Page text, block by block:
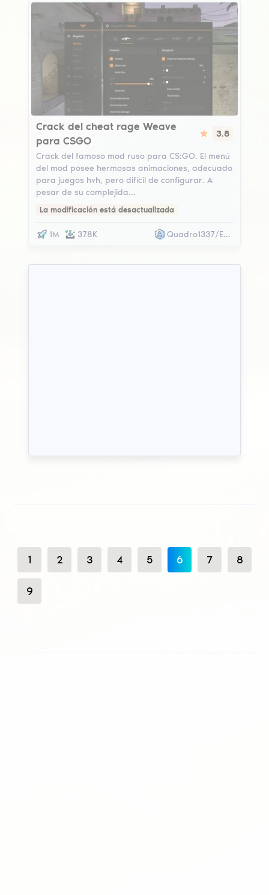
Weave
Crack del cheat rage Weave
para CSGO
3.8
Crack del famoso mod ruso para CS:GO. El menú
del mod posee hermosas animaciones, adecuado
para juegos hvh, pero difícil de configurar. A
pesar de su complejida…
La modificación está desactualizada
1M 378K Quadro1337/EKZI
1 2 3 4 5 6 7 8
9